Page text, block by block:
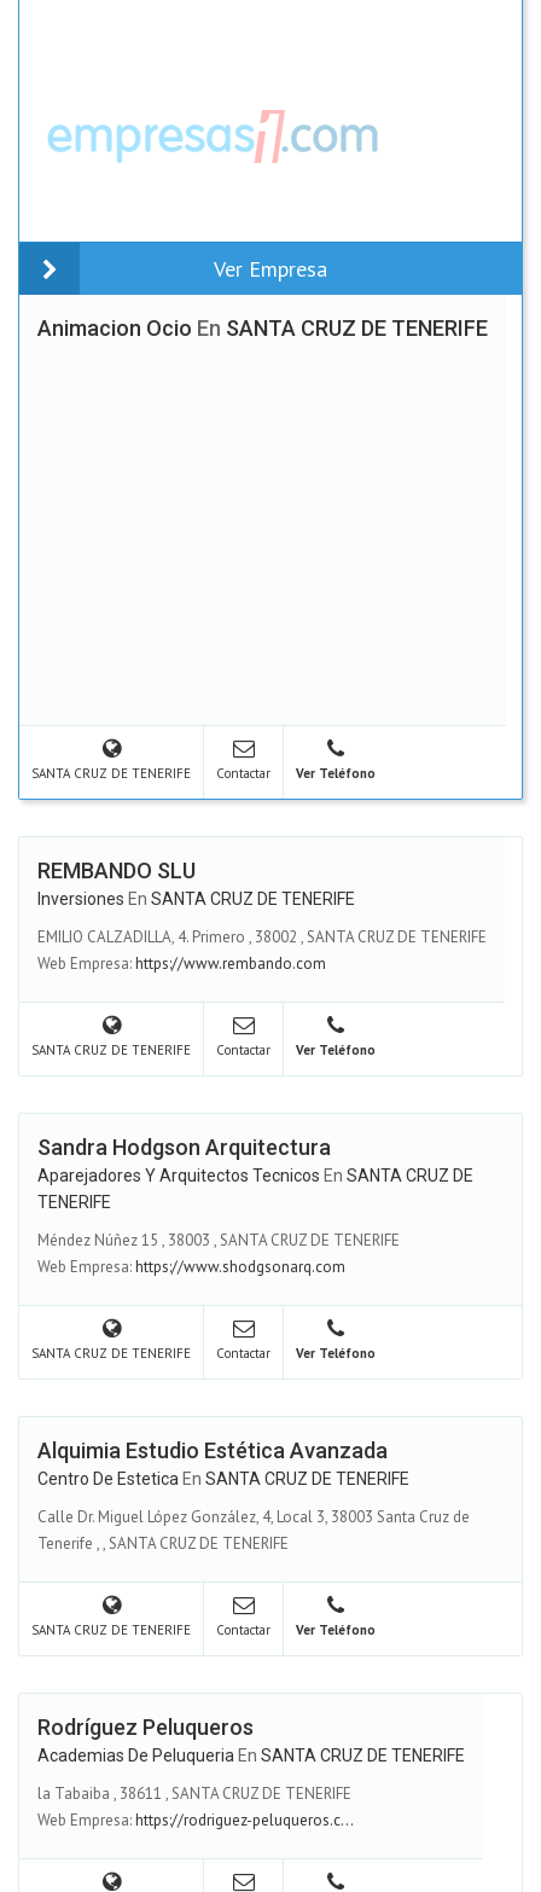
Ver Empresa
Animacion Ocio En SANTA CRUZ DE TENERIFE
SANTA CRUZ DE TENERIFE Contactar Ver Teléfono
REMBANDO SLU
Inversiones En SANTA CRUZ DE TENERIFE
EMILIO CALZADILLA, 4. Primero , 38002 ,SANTA CRUZ DE TENERIFE
Web Empresa:https://www.rembando.com
SANTA CRUZ DE TENERIFE Contactar Ver Teléfono
Sandra Hodgson Arquitectura
Aparejadores Y Arquitectos Tecnicos En SANTA CRUZ DE
TENERIFE
Méndez Núñez 15 , 38003 ,SANTA CRUZ DE TENERIFE
Web Empresa:https://www.shodgsonarq.com
SANTA CRUZ DE TENERIFE Contactar Ver Teléfono
Alquimia Estudio Estética Avanzada
Centro De Estetica En SANTA CRUZ DE TENERIFE
Calle Dr. Miguel López González, 4, Local 3, 38003 Santa Cruz de
Tenerife ,,SANTA CRUZ DE TENERIFE
SANTA CRUZ DE TENERIFE Contactar Ver Teléfono
Rodríguez Peluqueros
Academias De Peluqueria En SANTA CRUZ DE TENERIFE
la Tabaiba , 38611 ,SANTA CRUZ DE TENERIFE
Web Empresa:https://rodriguez-peluqueros.c...